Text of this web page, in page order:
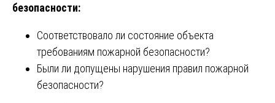
безопасности:
Соответствовало ли состояние объекта
требованиям пожарной безопасности?
Были ли допущены нарушения правил пожарной
безопасности?